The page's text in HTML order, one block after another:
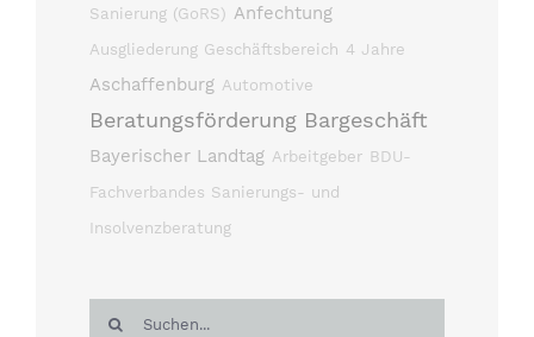
Sanierung (GoRS) Anfechtung
Ausgliederung Geschäftsbereich 4 Jahre
Aschaffenburg Automotive
Beratungsförderung Bargeschäft
Bayerischer Landtag Arbeitgeber BDU-
Fachverbandes Sanierungs- und
Insolvenzberatung
Suche